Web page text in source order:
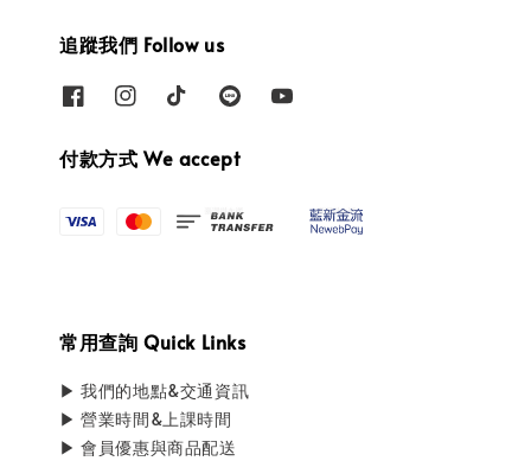
追蹤我們 Follow us
付款方式 We accept
常用查詢 Quick Links
▶ 我們的地點&交通資訊
▶ 營業時間&上課時間
▶ 會員優惠與商品配送